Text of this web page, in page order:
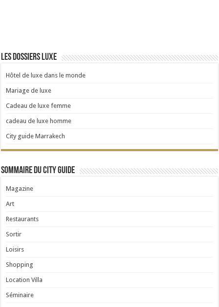
Les dossiers Luxe
Hôtel de luxe dans le monde
Mariage de luxe
Cadeau de luxe femme
cadeau de luxe homme
City guide Marrakech
Sommaire du City Guide
Magazine
Art
Restaurants
Sortir
Loisirs
Shopping
Location Villa
Séminaire